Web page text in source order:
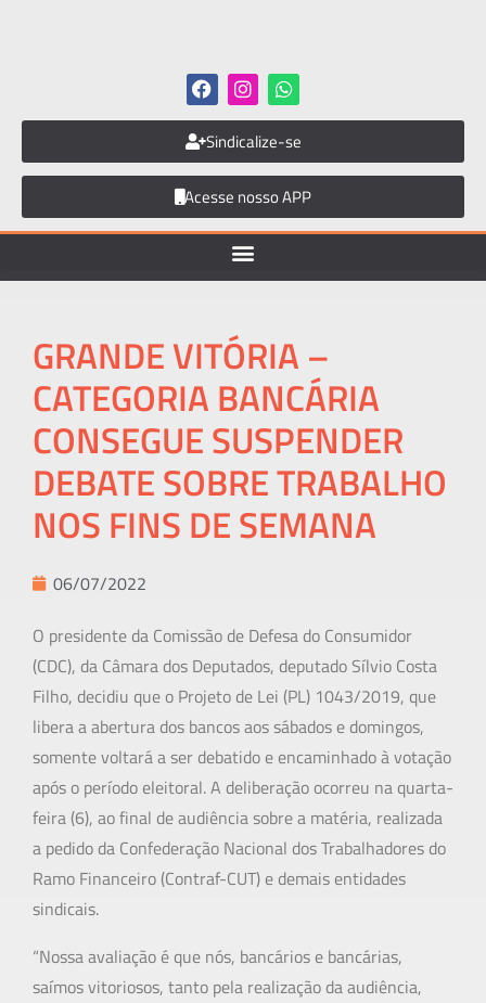
Sindicalize-se
Acesse nosso APP
GRANDE VITÓRIA –
CATEGORIA BANCÁRIA
CONSEGUE SUSPENDER
DEBATE SOBRE TRABALHO
NOS FINS DE SEMANA
06/07/2022
O presidente da Comissão de Defesa do Consumidor
(CDC), da Câmara dos Deputados, deputado Sílvio Costa
Filho, decidiu que o Projeto de Lei (PL) 1043/2019, que
libera a abertura dos bancos aos sábados e domingos,
somente voltará a ser debatido e encaminhado à votação
após o período eleitoral. A deliberação ocorreu na quarta-
feira (6), ao final de audiência sobre a matéria, realizada
a pedido da Confederação Nacional dos Trabalhadores do
Ramo Financeiro (Contraf-CUT) e demais entidades
sindicais.
“Nossa avaliação é que nós, bancários e bancárias,
saímos vitoriosos, tanto pela realização da audiência,